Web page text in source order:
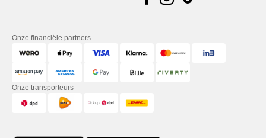
Onze financiële partners
Onze transporteurs